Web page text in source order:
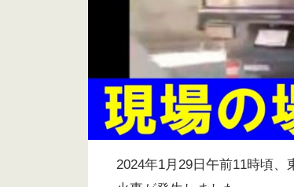
2024年1月29日午前11時頃